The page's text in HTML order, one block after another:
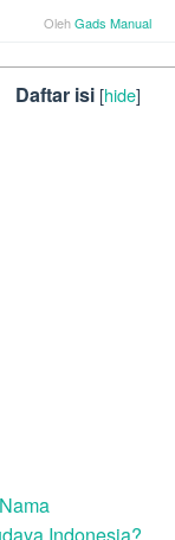
OlehGads Manual
Daftar isi [hide]